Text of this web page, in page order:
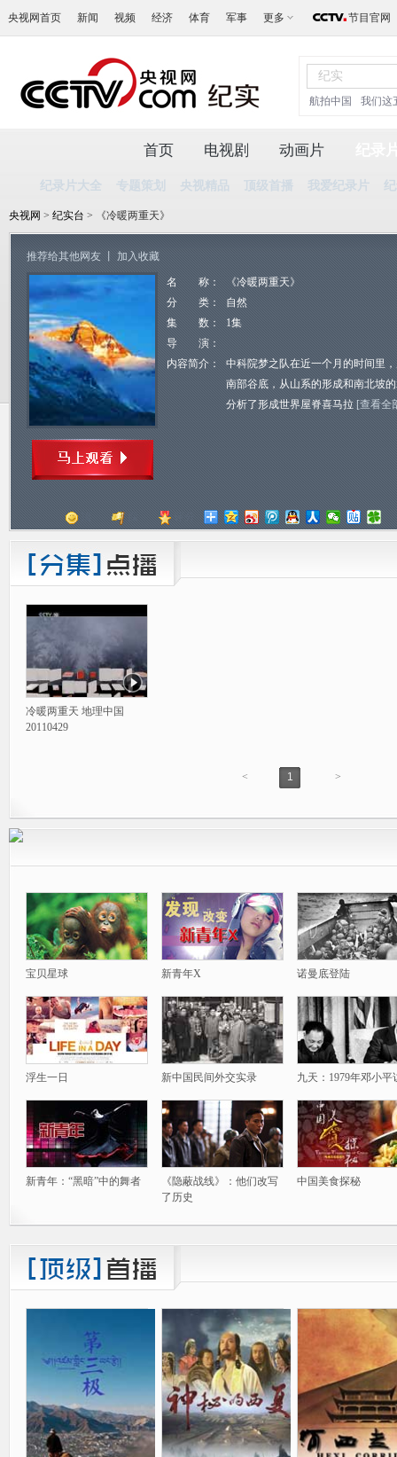
央视网首页 新闻 视频 经济 体育 军事 更多 节目官网
航拍中国 我们这
首页 电视剧 动画片
纪录片大全 专题策划 央视精品 顶级首播 我爱纪录片
央视网 > 纪实台 > 《冷暖两重天》
推荐给其他网友 加入收藏
名 称：
《冷暖两重天》
分 类：
自然
集 数：
1集
导 演：
内容简介：
中科院梦之队在近一个月的时间里
南部谷底，从山系的形成和南北坡
分析了形成世界屋脊喜马拉 [查看全
冷暖两重天 地理中国
20110429
< 1 >
宝贝星球 新青年X 诺曼底登陆
浮生一日 新中国民间外交实录 九天：1979年邓小平
新青年：“黑暗”中的舞者
《隐蔽战线》：他们改写
了历史
中国美食探秘